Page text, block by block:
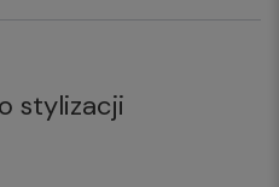
stylizacji